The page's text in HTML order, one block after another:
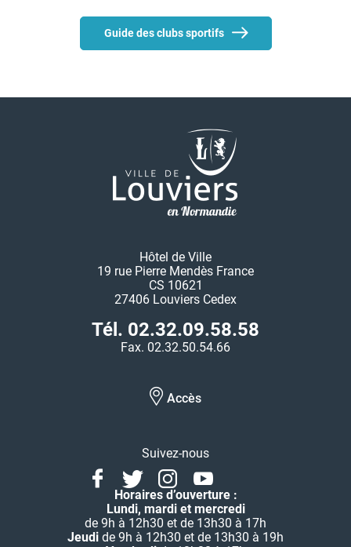
Guide des clubs sportifs
Hôtel de Ville
19 rue Pierre Mendès France
CS 10621
27406 Louviers Cedex
Tél. 02.32.09.58.58
Fax. 02.32.50.54.66
Accès
Suivez-nous
FacebookTwitterInstagramYoutube
Horaires d’ouverture :
Lundi, mardi et mercredi
de 9h à 12h30 et de 13h30 à 17h
Jeudi de 9h à 12h30 et de 13h30 à 19h